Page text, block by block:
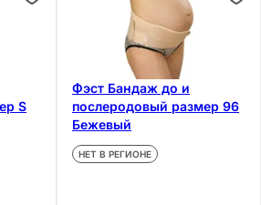
S
Фэст Бандаж до и
послеродовый размер 96
Бежевый
НЕТ В РЕГИОНЕ